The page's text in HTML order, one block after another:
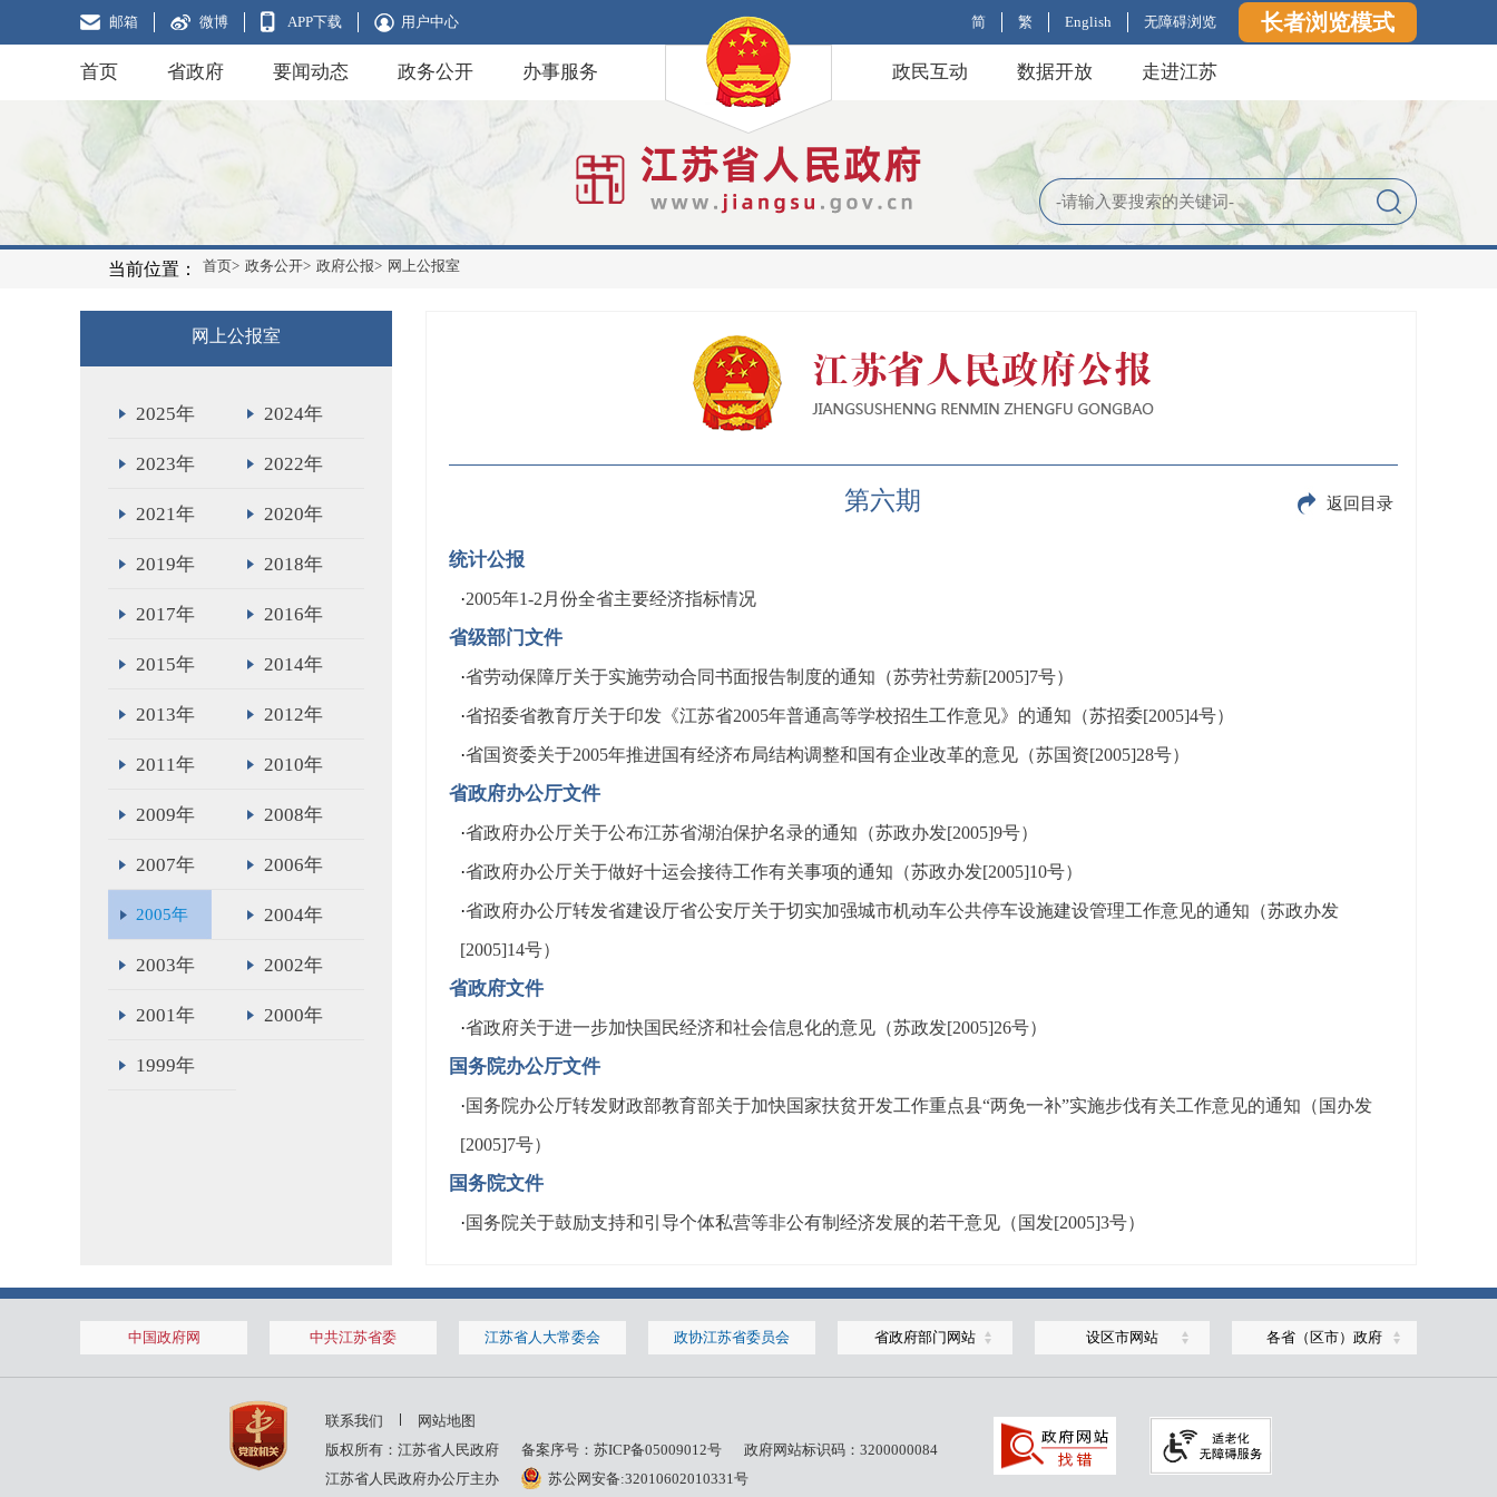
邮箱 微博 APP下载 用户中心 简 繁 English 无障碍浏览 长者浏览模式
首页 省政府 要闻动态 政务公开 办事服务 政民互动 数据开放 走进江苏
当前位置： 首页> 政务公开> 政府公报> 网上公报室
网上公报室
2025年 2024年
2023年 2022年
2021年 2020年
2019年 2018年
2017年 2016年
2015年 2014年
2013年 2012年
2011年 2010年
2009年 2008年
2007年 2006年
2005年 2004年
2003年 2002年
2001年 2000年
1999年
第六期 返回目录
统计公报
·2005年1-2月份全省主要经济指标情况
省级部门文件
·省劳动保障厅关于实施劳动合同书面报告制度的通知（苏劳社劳薪[2005]7号）
·省招委省教育厅关于印发《江苏省2005年普通高等学校招生工作意见》的通知（苏招委[2005]4号）
·省国资委关于2005年推进国有经济布局结构调整和国有企业改革的意见（苏国资[2005]28号）
省政府办公厅文件
·省政府办公厅关于公布江苏省湖泊保护名录的通知（苏政办发[2005]9号）
·省政府办公厅关于做好十运会接待工作有关事项的通知（苏政办发[2005]10号）
·省政府办公厅转发省建设厅省公安厅关于切实加强城市机动车公共停车设施建设管理工作意见的通知（苏政办发
[2005]14号）
省政府文件
·省政府关于进一步加快国民经济和社会信息化的意见（苏政发[2005]26号）
国务院办公厅文件
·国务院办公厅转发财政部教育部关于加快国家扶贫开发工作重点县“两免一补”实施步伐有关工作意见的通知（国办发
[2005]7号）
国务院文件
·国务院关于鼓励支持和引导个体私营等非公有制经济发展的若干意见（国发[2005]3号）
中国政府网 中共江苏省委 江苏省人大常委会 政协江苏省委员会 省政府部门网站 设区市网站 各省（区市）政府
联系我们
网站地图
版权所有：江苏省人民政府
备案序号： 苏ICP备05009012号
政府网站标识码：3200000084
江苏省人民政府办公厅主办
苏公网安备:32010602010331号